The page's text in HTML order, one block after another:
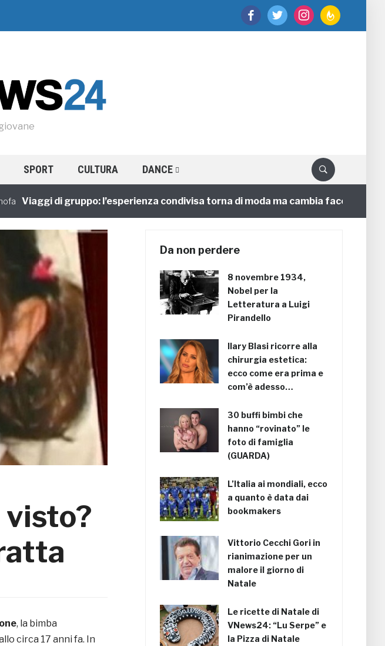
facebooktwitter instagramfeedburner
SPORT CULTURA DANCE
di gruppo: l’esperienza condivisa torna di moda ma cambia faccia
visto?
, la bimba
circa 17 anni fa. In
Da non perdere
8 novembre 1934,
Nobel per la
Letteratura a Luigi
Pirandello
Ilary Blasi ricorre alla
chirurgia estetica:
ecco come era prima e
com’è adesso…
30 buffi bimbi che
hanno “rovinato” le
foto di famiglia
(GUARDA)
L’Italia ai mondiali, ecco
a quanto è data dai
bookmakers
Vittorio Cecchi Gori in
rianimazione per un
malore il giorno di
Natale
Le ricette di Natale di
VNews24: “Lu Serpe” e
la Pizza di Natale